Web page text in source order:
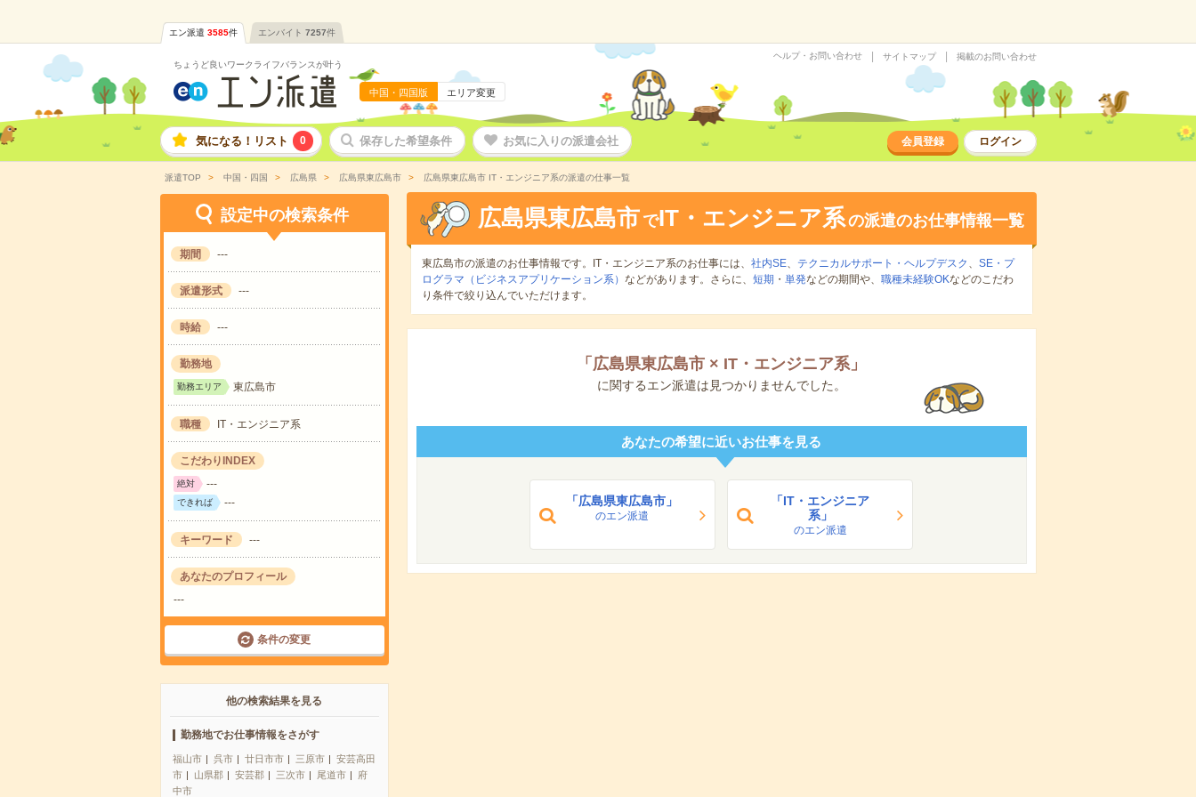
エン派遣 3585件 エンバイト 7257件
ちょうど良いワークライフバランスが叶う
中国・四国版 エリア変更
ヘルプ・お問い合わせ サイトマップ 掲載のお問い合わせ
気になる！リスト 0 保存した希望条件 お気に入りの派遣会社 会員登録 ログイン
派遣TOP 中国・四国 広島県 広島県東広島市 広島県東広島市 IT・エンジニア系の派遣の仕事一覧
設定中の検索条件
期間 ---
派遣形式 ---
時給 ---
勤務地
勤務エリア 東広島市
職種 IT・エンジニア系
こだわりINDEX
絶対 ---
できれば ---
キーワード ---
あなたのプロフィール
---
条件の変更
他の検索結果を見る
勤務地でお仕事情報をさがす
福山市 呉市 廿日市市 三原市
安芸高田
市
山県郡 安芸郡 三次市 尾道市
府
中市
広島県東広島市 でIT・エンジニア系の派遣のお仕事情報一覧
東広島市の派遣のお仕事情報です。IT・エンジニア系のお仕事には、 社内SE、 テクニカルサポート・ヘルプデスク 、 SE・プ
ログラマ（ビジネスアプリケーション系） などがあります。さらに、 短期 ・ 単発などの期間や、 職種未経験OKなどのこだわ
り条件で絞り込んでいただけます。
「 広島県東広島市 × IT・エンジニア系」
に関するエン派遣は見つかりませんでした。
あなたの希望に近いお仕事を見る
「広島県東広島市」
のエン派遣
「IT・エンジニア
系」
のエン派遣